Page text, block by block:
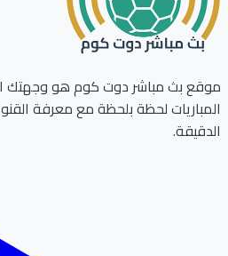
موقع بث مباشر دوت كوم هو وجهتك
المباريات لحظة بلحظة مع معرفة
الدقيقة.